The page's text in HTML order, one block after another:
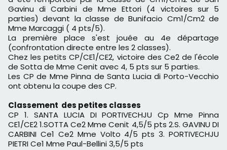
Gavinu di Carbini de Mme Ettori (4 victoires sur 5
parties) devant la classe de Bunifacio Cm1/Cm2 de
Mme Marcaggi ( 4 pts/5).
La première place s'est jouée au 4e départage
(confrontation directe entre les 2 classes).
Chez les petits CP/CE1/CE2, victoire des Ce2 de l'école
de Sotta de Mme Cenit avec 4, 5 pts sur 5 parties.
Les CP de Mme Pinna de Santa Lucia di Porto-Vecchio
ont obtenu la coupe des CP.
Classement des petites classes
CP 1. SANTA LUCIA DI PORTIVECHJU Cp Mme Pinna
CE1/CE2 1.SOTTA Ce2 Mme Cenit 4,5/5 pts 2.S. GAVINU DI
CARBINI Ce1 Ce2 Mme Volto 4/5 pts 3. PORTIVECHJU
PIETRI Ce1 Mme Paul-Bellini 3,5/5 pts